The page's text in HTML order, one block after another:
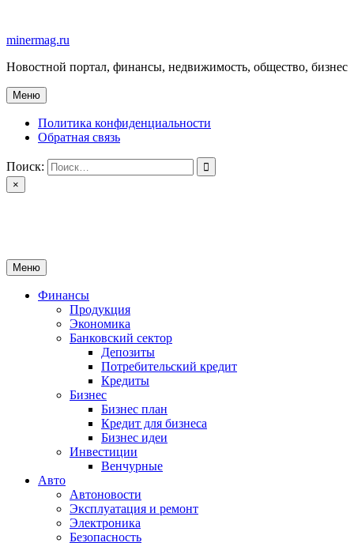
содержимому
minermag.ru
Новостной портал, финансы, недвижимость, общество, бизнес
Меню
Политика конфиденциальности
Обратная связь
Поиск:
×
Меню
Финансы
Продукция
Экономика
Банковский сектор
Депозиты
Потребительский кредит
Кредиты
Бизнес
Бизнес план
Кредит для бизнеса
Бизнес идеи
Инвестиции
Венчурные
Авто
Автоновости
Эксплуатация и ремонт
Электроника
Безопасность